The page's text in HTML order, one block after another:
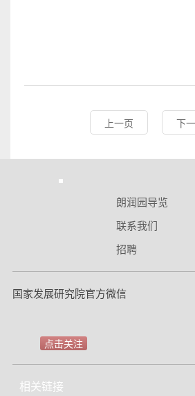
上一页 下
朗润园导览
联系我们
招聘
国家发展研究院官方微信
点击关注
相关链接